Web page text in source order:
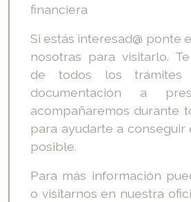
financiera
Si estás interesad@ ponte
nosotras para visitarlo.
de todos los
documentación a
acompañaremos durante
para ayudarte a
posible.
Para más información
o visitarnos en nuestra